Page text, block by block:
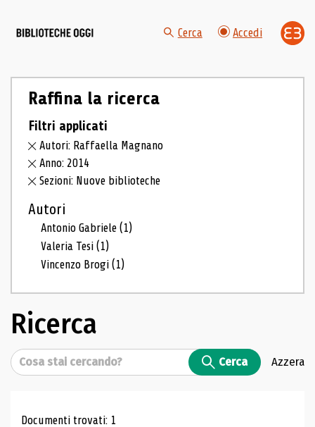
Cerca Accedi
Raffina la ricerca
Filtri applicati
Autori: Raffaella Magnano
Anno: 2014
Sezioni: Nuove biblioteche
Autori
Antonio Gabriele(1)
Valeria Tesi(1)
Vincenzo Brogi(1)
Ricerca
Cerca Cerca Azzera
Documenti trovati: 1